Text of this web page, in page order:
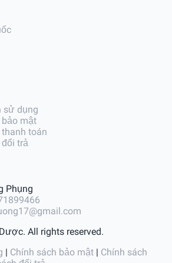
sử dụng
bảo mật
toán
trả
Phụng
All rights reserved.
| Chính sách bảo mật | Chính sách